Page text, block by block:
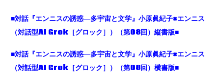
■対話『エンニスの誘惑―多宇宙と文学』小原眞紀子×エンニス
（対話型AI Grok［グロック］）（第08回）縦書版■
■対話『エンニスの誘惑―多宇宙と文学』小原眞紀子×エンニス
（対話型AI Grok［グロック］）（第08回）横書版■